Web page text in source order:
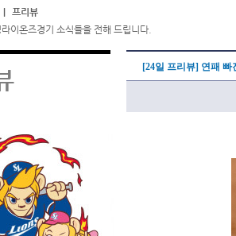
프리뷰
이온즈경기 소식들을 전해 드립니다.
[24일 프리뷰] 연패